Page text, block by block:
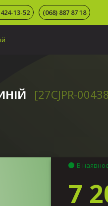
13-52 (068) 887 87 18
[27CJPR-
В
7